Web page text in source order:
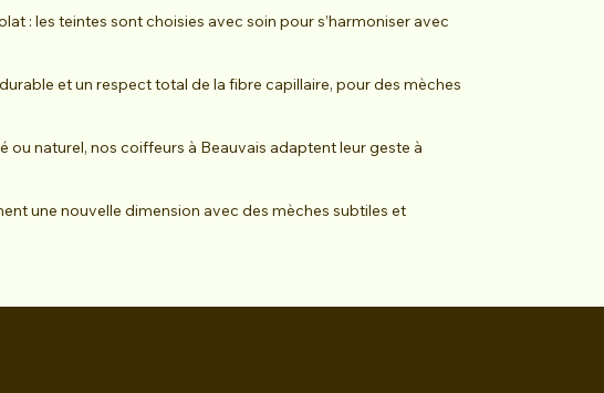
: les teintes sont choisies avec soin pour s’harmoniser avec
et un respect total de la fibre capillaire, pour des mèches
naturel, nos coiffeurs à Beauvais adaptent leur geste à
une nouvelle dimension avec des mèches subtiles et